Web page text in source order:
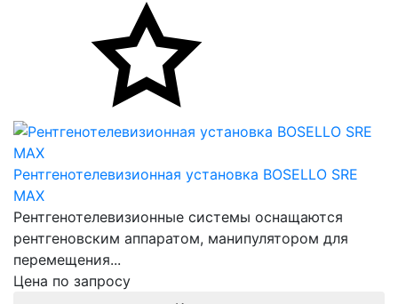
Рентгенотелевизионная установка BOSELLO SRE
MAX
Рентгенотелевизионные системы оснащаются
рентгеновским аппаратом, манипулятором для
перемещения...
Цена по запросу